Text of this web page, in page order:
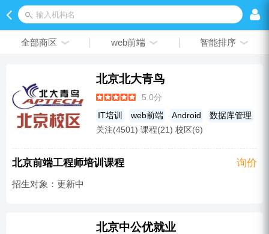
输入机构名
全部商区 web前端 智能排序
北京北大青鸟
5.0分
IT培训 web前端 Android
数据库管理
影视制作
短视频培训
网络技术
人工智能
Html
关注(4501) 课程(21) 校区(6)
北京前端工程师培训课程 询价
招生对象：更新中
北京中公优就业